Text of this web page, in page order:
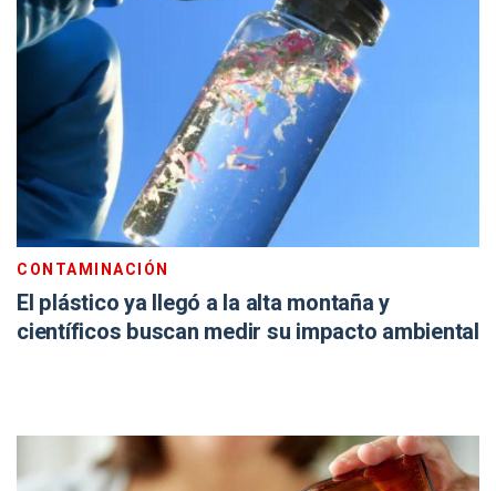
CONTAMINACIÓN
El plástico ya llegó a la alta montaña y
científicos buscan medir su impacto ambiental